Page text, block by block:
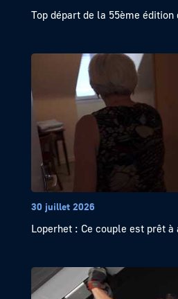
Top départ de la 55ème
30 juillet 2026
Loperhet : Ce couple est prêt